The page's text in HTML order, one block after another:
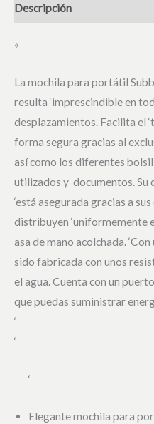
Descripción
«
La mochila para portátil
resulta ‘imprescindible en
desplazamientos. Facilita el
forma segura gracias al
así como los diferentes
utilizados y documentos.
‘está asegurada gracias a
distribuyen ‘uniformemente
asa de mano acolchada.
sido fabricada con unos
el agua. Cuenta con un
que puedas suministrar
‘
‘
‘
Elegante mochila para